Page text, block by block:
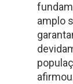
amplo